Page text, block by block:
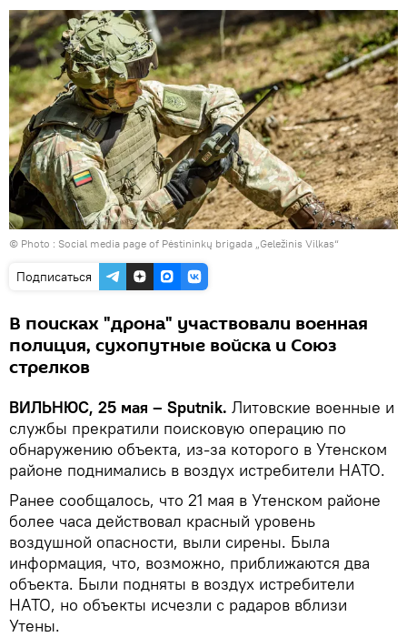
© Photo : Social media page of Pėstininkų brigada „Geležinis Vilkas“
Подписаться
В поисках "дрона" участвовали военная
полиция, сухопутные войска и Союз
стрелков
ВИЛЬНЮС, 25 мая – Sputnik. Литовские военные и
службы прекратили поисковую операцию по
обнаружению объекта, из-за которого в Утенском
районе поднимались в воздух истребители НАТО.
Ранее сообщалось, что 21 мая в Утенском районе
более часа действовал красный уровень
воздушной опасности, выли сирены. Была
информация, что, возможно, приближаются два
объекта. Были подняты в воздух истребители
НАТО, но объекты исчезли с радаров вблизи
Утены.